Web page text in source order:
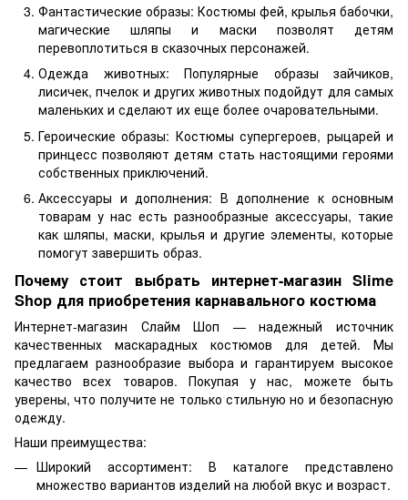
Фантастические образы: Костюмы фей, крылья бабочки,
магические шляпы и маски позволят детям
перевоплотиться в сказочных персонажей.
Одежда животных: Популярные образы зайчиков,
лисичек, пчелок и других животных подойдут для самых
маленьких и сделают их еще более очаровательными.
Героические образы: Костюмы супергероев, рыцарей и
принцесс позволяют детям стать настоящими героями
собственных приключений.
Аксессуары и дополнения: В дополнение к основным
товарам у нас есть разнообразные аксессуары, такие
как шляпы, маски, крылья и другие элементы, которые
помогут завершить образ.
Почему стоит выбрать интернет-магазин Slime
Shop для приобретения карнавального костюма
Интернет-магазин Слайм Шоп — надежный источник
качественных маскарадных костюмов для детей. Мы
предлагаем разнообразие выбора и гарантируем высокое
качество всех товаров. Покупая у нас, можете быть
уверены, что получите не только стильную но и безопасную
одежду.
Наши преимущества:
Широкий ассортимент: В каталоге представлено
множество вариантов изделий на любой вкус и возраст.